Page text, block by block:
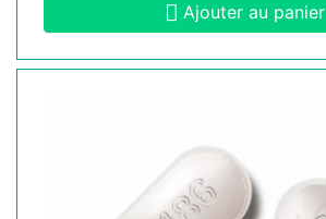
Ajouter au panier